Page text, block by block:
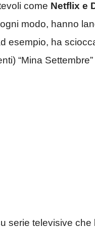
come Netflix e
modo, hanno
esempio, ha
“Mina Settembre”
serie televisive